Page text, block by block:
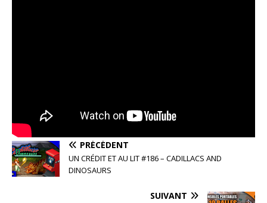
PRÉCÉDENT
UN CRÉDIT ET AU LIT #186 – CADILLACS AND
DINOSAURS
SUIVANT